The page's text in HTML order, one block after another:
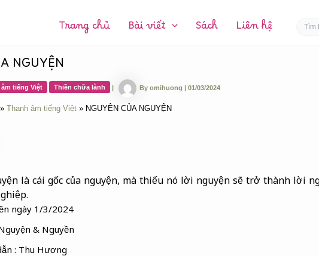
Trang chủ Bài viết Sách Liên hệ for:
NGUYỆN
tiếng Việt Thiền chữa lành | By omihuong | 01/03/2024
Thanh âm tiếng Việt NGUYÊN CỦA NGUYỆN
là cái gốc của nguyện, mà thiếu nó lời nguyện sẽ trở thành lời
ngày 1/3/2024
& Nguyền
: Thu Hương